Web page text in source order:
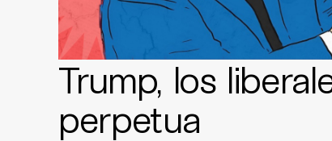
Trump, los
perpetua